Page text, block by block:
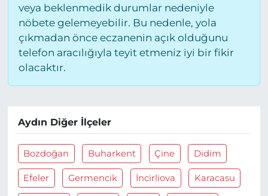
veya beklenmedik durumlar nedeniyle
nöbete gelemeyebilir. Bu nedenle, yola
çıkmadan önce eczanenin açık olduğunu
telefon aracılığıyla teyit etmeniz iyi bir fikir
olacaktır.
Aydın Diğer İlçeler
Bozdoğan Buharkent Çine Didim
Efeler Germencik İncirliova Karacasu